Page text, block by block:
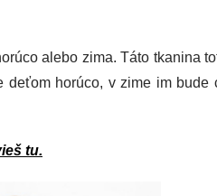
alebo zima. Táto tkanina
horúco, v zime im
tu.